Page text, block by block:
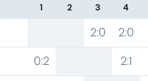
1 2 3 4
2:0 2:0
0:2 2:1